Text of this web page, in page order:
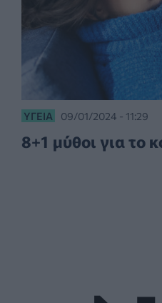
ΥΓΕΊΑ 09/01/2024 - 11:29
8+1 μύθοι για το